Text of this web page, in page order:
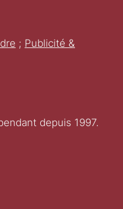
depuis 1997.
; Publicité &